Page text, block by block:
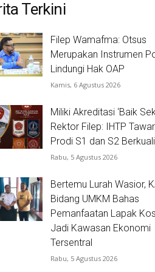
Terkini
Filep Wamafma: Otsus
Merupakan Instrumen
Lindungi Hak OAP
Kamis, 6 Agustus 2026
Miliki Akreditasi ‘Baik
Rektor Filep: IHTP
Prodi S1 dan S2
Rabu, 5 Agustus 2026
Bertemu Lurah Wasior,
Bidang UMKM Bahas
Pemanfaatan Lapak
Jadi Kawasan Ekonomi
Tersentral
Rabu, 5 Agustus 2026